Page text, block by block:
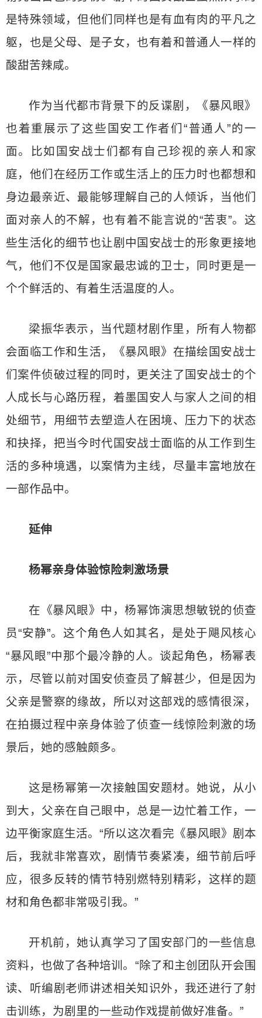
是特殊领域，但他们同样也是有血有肉的平凡之
躯，也是父母、是子女，也有着和普通人一样的
酸甜苦辣咸。
作为当代都市背景下的反谍剧，《暴风眼》
也着重展示了这些国安工作者们“普通人”的一
面。比如国安战士们都有自己珍视的亲人和家
庭，他们在经历工作或生活上的压力时也都想和
身边最亲近、最能够理解自己的人倾诉，当他们
面对亲人的不解，也有着不能言说的“苦衷”。这
些生活化的细节也让剧中国安战士的形象更接地
气，他们不仅是国家最忠诚的卫士，同时更是一
个个鲜活的、有着生活温度的人。
梁振华表示，当代题材剧作里，所有人物都
会面临工作和生活，《暴风眼》在描绘国安战士
们案件侦破过程的同时，更关注了国安战士的个
人成长与心路历程，着墨国安人与家人之间的相
处细节，用细节去塑造人在困境、压力下的状态
和抉择，把当今时代国安战士面临的从工作到生
活的多种境遇，以案情为主线，尽量丰富地放在
一部作品中。
延伸
杨幂亲身体验惊险刺激场景
在《暴风眼》中，杨幂饰演思想敏锐的侦查
员“安静”。这个角色人如其名，是处于飓风核心
“暴风眼”中那个最冷静的人。谈起角色，杨幂表
示，尽管以前对国安侦查员了解甚少，但是因为
父亲是警察的缘故，所以对这部戏的感情很深，
在拍摄过程中亲身体验了侦查一线惊险刺激的场
景后，她的感触颇多。
这是杨幂第一次接触国安题材。她说，从小
到大，父亲在自己眼中，总是一边忙着工作，一
边平衡家庭生活。“所以这次看完《暴风眼》剧本
后，我就非常喜欢，剧情节奏紧凑，细节前后呼
应，很多反转的情节特别燃特别精彩，这样的题
材和角色都非常吸引我。”
开机前，她认真学习了国安部门的一些信息
资料，也做了各种培训。“除了和主创团队开会围
读、听编剧老师讲述相关知识外，我还进行了射
击训练，为剧里的一些动作戏提前做好准备。”